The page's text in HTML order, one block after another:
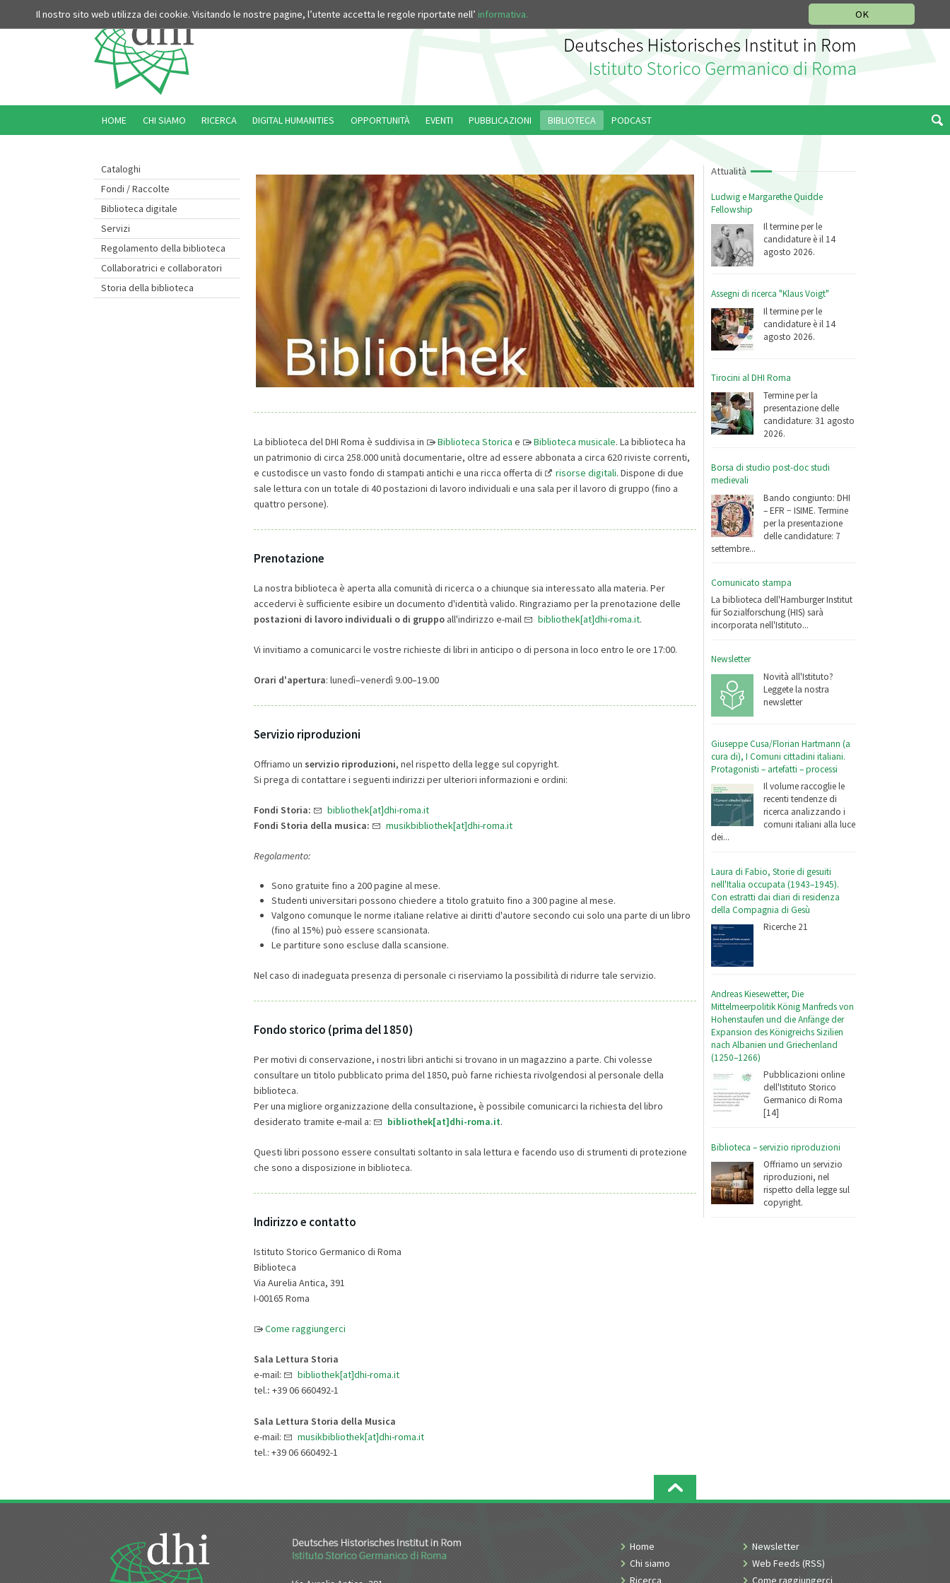
OK
Il nostro sito web utilizza dei cookie. Visitando le nostre pagine, l’utente accetta le regole riportate nell’ informativa.
Cataloghi
Fondi / Raccolte
Biblioteca digitale
Servizi
Regolamento della biblioteca
Collaboratrici e collaboratori
Storia della biblioteca
Attualità
Ludwig e Margarethe Quidde
Fellowship
Il termine per le
candidature è il 14
agosto 2026.
Assegni di ricerca "Klaus Voigt"
Il termine per le
candidature è il 14
agosto 2026.
Tirocini al DHI Roma
Termine per la
presentazione delle
candidature: 31 agosto
2026.
Borsa di studio post-doc studi
medievali
Bando congiunto: DHI
– EFR − ISIME. Termine
per la presentazione
delle candidature: 7
settembre...
Comunicato stampa
La biblioteca dell'Hamburger Institut
für Sozialforschung (HIS) sarà
incorporata nell'Istituto...
Newsletter
Novità all'Istituto?
Leggete la nostra
newsletter
Giuseppe Cusa/Florian Hartmann (a
cura di), I Comuni cittadini italiani.
Protagonisti – artefatti – processi
Il volume raccoglie le
recenti tendenze di
ricerca analizzando i
comuni italiani alla luce
dei...
Laura di Fabio, Storie di gesuiti
nell'Italia occupata (1943–1945).
Con estratti dai diari di residenza
della Compagnia di Gesù
Ricerche 21
Andreas Kiesewetter, Die
Mittelmeerpolitik König Manfreds von
Hohenstaufen und die Anfänge der
Expansion des Königreichs Sizilien
nach Albanien und Griechenland
(1250–1266)
Pubblicazioni online
dell'Istituto Storico
Germanico di Roma
[14]
Biblioteca – servizio riproduzioni
Offriamo un servizio
riproduzioni, nel
rispetto della legge sul
copyright.
La biblioteca del DHI Roma è suddivisa in Biblioteca Storica e Biblioteca musicale. La biblioteca ha
un patrimonio di circa 258.000 unità documentarie, oltre ad essere abbonata a circa 620 riviste correnti,
e custodisce un vasto fondo di stampati antichi e una ricca offerta di
risorse digitali. Dispone di due
sale lettura con un totale di 40 postazioni di lavoro individuali e una sala per il lavoro di gruppo (fino a
quattro persone).
Prenotazione
La nostra biblioteca è aperta alla comunità di ricerca o a chiunque sia interessato alla materia. Per
accedervi è sufficiente esibire un documento d'identità valido. Ringraziamo per la prenotazione delle
postazioni di lavoro individuali o di gruppoall'indirizzo e-mail bibliothek[at]dhi-roma.it.
Vi invitiamo a comunicarci le vostre richieste di libri in anticipo o di persona in loco entro le ore 17:00.
Orari d'apertura: lunedì–venerdì 9.00–19.00
Servizio riproduzioni
Offriamo un servizio riproduzioni, nel rispetto della legge sul copyright.
Si prega di contattare i seguenti indirizzi per ulteriori informazioni e ordini:
Fondi Storia:
bibliothek[at]dhi-roma.it
Fondi Storia della musica:
musikbibliothek[at]dhi-roma.it
Regolamento:
Sono gratuite fino a 200 pagine al mese.
Studenti universitari possono chiedere a titolo gratuito fino a 300 pagine al mese.
Valgono comunque le norme italiane relative ai diritti d'autore secondo cui solo una parte di un libro
(fino al 15%) può essere scansionata.
Le partiture sono escluse dalla scansione.
Nel caso di inadeguata presenza di personale ci riserviamo la possibilità di ridurre tale servizio.
Fondo storico (prima del 1850)
Per motivi di conservazione, i nostri libri antichi si trovano in un magazzino a parte. Chi volesse
consultare un titolo pubblicato prima del 1850, può farne richiesta rivolgendosi al personale della
biblioteca.
Per una migliore organizzazione della consultazione, è possibile comunicarci la richiesta del libro
desiderato tramite e-mail a:
bibliothek[at]dhi-roma.it.
Questi libri possono essere consultati soltanto in sala lettura e facendo uso di strumenti di protezione
che sono a disposizione in biblioteca.
Indirizzo e contatto
Istituto Storico Germanico di Roma
Biblioteca
Via Aurelia Antica, 391
I-00165 Roma
Come raggiungerci
Sala Lettura Storia
e-mail:
bibliothek[at]dhi-roma.it
tel.: +39 06 660492-1
Sala Lettura Storia della Musica
e-mail:
musikbibliothek[at]dhi-roma.it
tel.: +39 06 660492-1
Home
Chi siamo
Ricerca
Newsletter
Web Feeds (RSS)
Come raggiungerci
HOME CHI SIAMO RICERCA DIGITAL HUMANITIES OPPORTUNITÀ EVENTI PUBBLICAZIONI BIBLIOTECA PODCAST